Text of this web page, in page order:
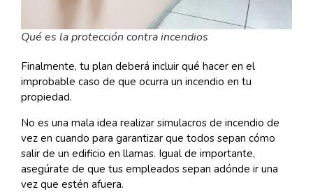
Qué es la protección contra incendios
Finalmente, tu plan deberá incluir qué hacer en el
improbable caso de que ocurra un incendio en tu
propiedad.
No es una mala idea realizar simulacros de incendio de
vez en cuando para garantizar que todos sepan cómo
salir de un edificio en llamas. Igual de importante,
asegúrate de que tus empleados sepan adónde ir una
vez que estén afuera.